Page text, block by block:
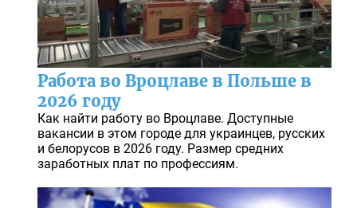
Работа во Вроцлаве в Польше в
2026 году
Как найти работу во Вроцлаве. Доступные
вакансии в этом городе для украинцев, русских
и белорусов в 2026 году. Размер средних
заработных плат по профессиям.